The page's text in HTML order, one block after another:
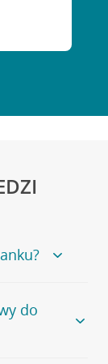
na
się
do